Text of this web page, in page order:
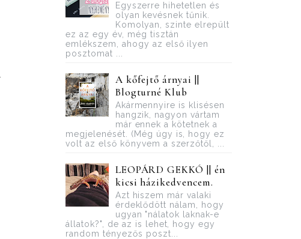
Egyszerre hihetetlen és
olyan kevésnek tűnik.
Komolyan, szinte elrepült
ez az egy év, még tisztán
emlékszem, ahogy az első ilyen
posztomat ...
A kőfejtő árnyai ||
Blogturné Klub
Akármennyire is klisésen
hangzik, nagyon vártam
már ennek a kötetnek a
megjelenését. (Még úgy is, hogy ez
volt az első könyvem a szerzőtől, ...
LEOPÁRD GEKKÓ || én
kicsi házikedvencem.
Azt hiszem már valaki
érdeklődött nálam, hogy
ugyan "nálatok laknak-e
állatok?", de az is lehet, hogy egy
random tényezős poszt...